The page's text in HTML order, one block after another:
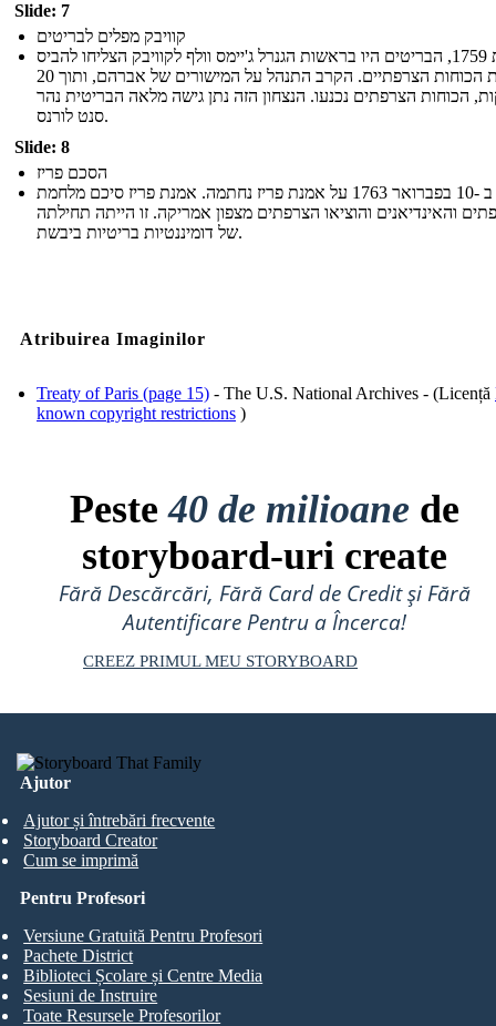
Slide: 7
קוויבק מפלים לבריטים
בשנת 1759, הבריטים היו בראשות הגנרל ג'יימס וולף לקוויבק הצליחו להביס
את הכוחות הצרפתיים. הקרב התנהל על המישורים של אברהם, ותוך 20
הכוחות הצרפתים נכנעו. הנצחון הזה נתן גישה מלאה הבריטית נהר
סנט לורנס.
Slide: 8
הסכם פריז
ב -10 בפברואר 1763 על אמנת פריז נחתמה. אמנת פריז סיכם מלחמת
והאינדיאנים והוציאו הצרפתים מצפון אמריקה. זו הייתה תחילתה
של דומיננטיות בריטיות ביבשת.
Atribuirea Imaginilor
Treaty of Paris (page 15) - The U.S. National Archives - (Licență
known copyright restrictions )
Peste40 de milioane de
storyboard-uri create
Fără Descărcări, Fără Card de Credit și Fără
Autentificare Pentru a Încerca!
CREEZ PRIMUL MEU STORYBOARD
Ajutor
Ajutor și întrebări frecvente
Storyboard Creator
Cum se imprimă
Pentru Profesori
Versiune Gratuită Pentru Profesori
Pachete District
Biblioteci Școlare și Centre Media
Sesiuni de Instruire
Toate Resursele Profesorilor